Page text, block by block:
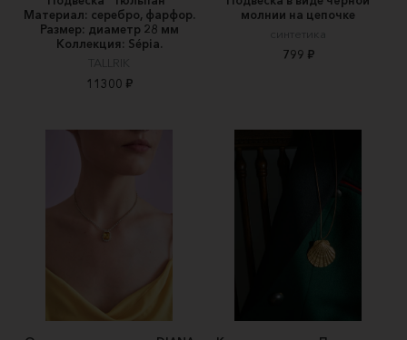
Материал: серебро, фарфор.
Размер: диаметр 28 мм
Коллекция: Sépia.
TALLRIK
11300 ₽
молнии на цепочке
синтетика
799 ₽